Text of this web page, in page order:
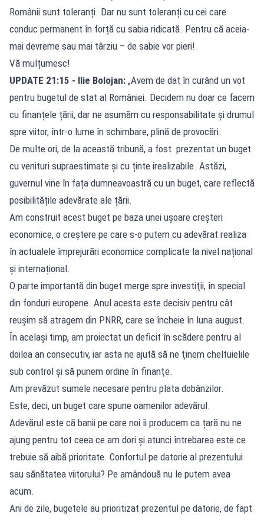
Românii sunt toleranți. Dar nu sunt toleranți cu cei care
conduc permanent în forță cu sabia ridicată. Pentru că aceia-
mai devreme sau mai târziu – de sabie vor pieri!
Vă mulțumesc!
UPDATE 21:15 - Ilie Bolojan: „Avem de dat în curând un vot
pentru bugetul de stat al României. Decidem nu doar ce facem
cu finanțele țării, dar ne asumăm cu responsabilitate și drumul
spre viitor, într-o lume în schimbare, plină de provocări.
De multe ori, de la această tribună, a fost prezentat un buget
cu venituri supraestimate și cu ținte irealizabile. Astăzi,
guvernul vine în fața dumneavoastră cu un buget, care reflectă
posibilitățile adevărate ale țării.
Am construit acest buget pe baza unei ușoare creșteri
economice, o creștere pe care s-o putem cu adevărat realiza
în actualele împrejurări economice complicate la nivel național
și internațional.
O parte importantă din buget merge spre investiţii, în special
din fonduri europene. Anul acesta este decisiv pentru cât
reuşim să atragem din PNRR, care se încheie în luna august.
În acelaşi timp, am proiectat un deficit în scădere pentru al
doilea an consecutiv, iar asta ne ajută să ne ţinem cheltuielile
sub control şi să punem ordine în finanţe.
Am prevăzut sumele necesare pentru plata dobânzilor.
Este, deci, un buget care spune oamenilor adevărul.
Adevărul este că banii pe care noi îi producem ca țară nu ne
ajung pentru tot ceea ce am dori și atunci întrebarea este ce
trebuie să aibă prioritate. Confortul pe datorie al prezentului
sau sănătatea viitorului? Pe amândouă nu le putem avea
acum.
Ani de zile, bugetele au prioritizat prezentul pe datorie, de fapt